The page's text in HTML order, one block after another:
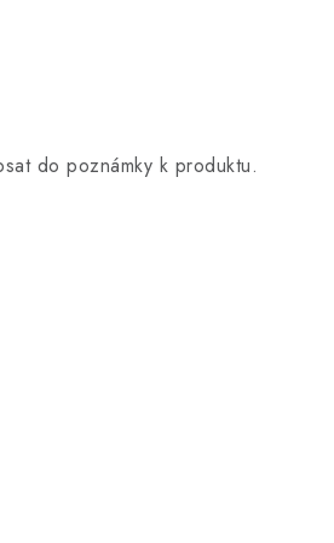
do poznámky k produktu.